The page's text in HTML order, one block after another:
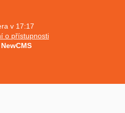
v 17:17
o přístupnosti
NewCMS